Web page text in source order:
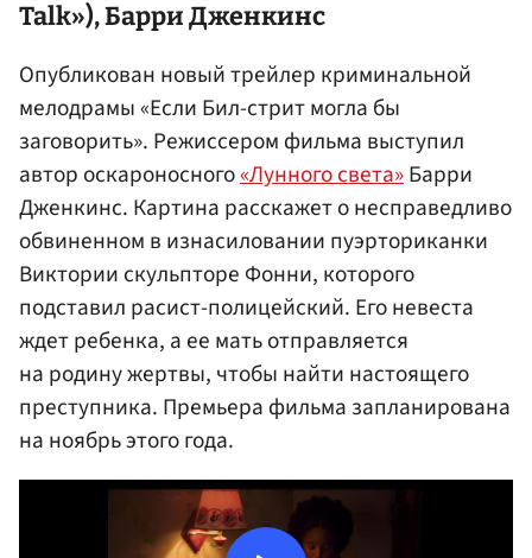
Talk»),Барри Дженкинс
Опубликован новый трейлер криминальной
мелодрамы «Если Бил-стрит могла бы
заговорить». Режиссером фильма выступил
автор оскароносного«Лунного света»Барри
Дженкинс. Картина расскажет о несправедливо
обвиненном в изнасиловании пуэрториканки
Виктории скульпторе Фонни, которого
подставил расист-полицейский. Его невеста
ждет ребенка, а ее мать отправляется
на родину жертвы, чтобы найти настоящего
преступника. Премьера фильма запланирована
на ноябрь этого года.